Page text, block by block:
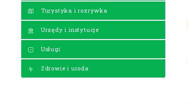
Turystyka i rozrywka
Urzędy i instytucje
Usługi
Zdrowie i uroda